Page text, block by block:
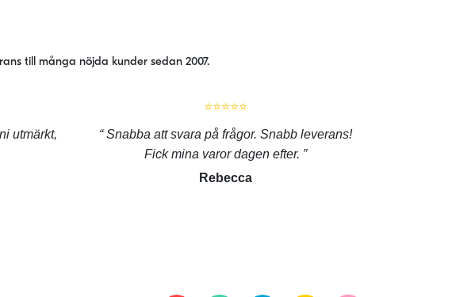
till många nöjda kunder sedan 2007.
utmärkt,
⭐⭐⭐⭐⭐
Snabba att svara på frågor. Snabb leverans!
Fick mina varor dagen efter.
Rebecca